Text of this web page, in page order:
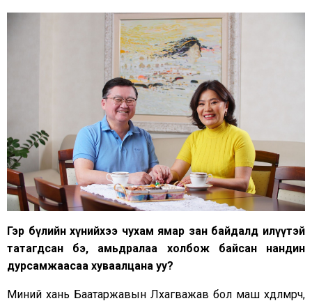
Гэр бүлийн хүнийхээ чухам ямар зан байдалд илүүтэй
татагдсан бэ, амьдралаа холбож байсан нандин
дурсамжаасаа хуваалцана уу?
Миний хань Баатаржавын Лхагважав бол маш хөдөлмөрч,